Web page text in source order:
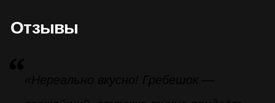
Отзывы